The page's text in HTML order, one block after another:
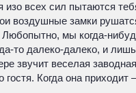
всех сил пытаются
воздушные замки
мы когда-
то далеко-далеко, и
звучит веселая
Когда она